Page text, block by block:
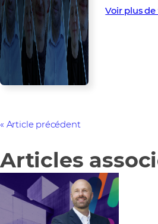
Voir plus
Article précédent
Articles